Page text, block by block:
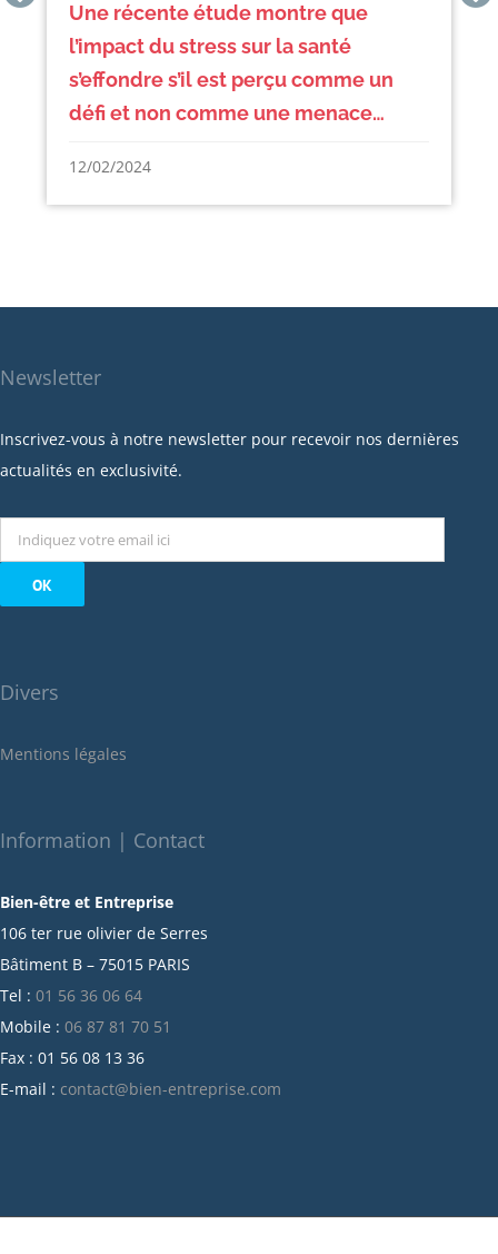
Du stress et un déséquilibre
effort/récompense double le risque
de maladie cardiaque…
actualités en exclusivité.
106 ter rue olivier de Serres
Bâtiment B – 75015 PARIS
Tel :01 56 36 06 64
Mobile :06 87 81 70 51
Fax : 01 56 08 13 36
E-mail : contact@bien-entreprise.com